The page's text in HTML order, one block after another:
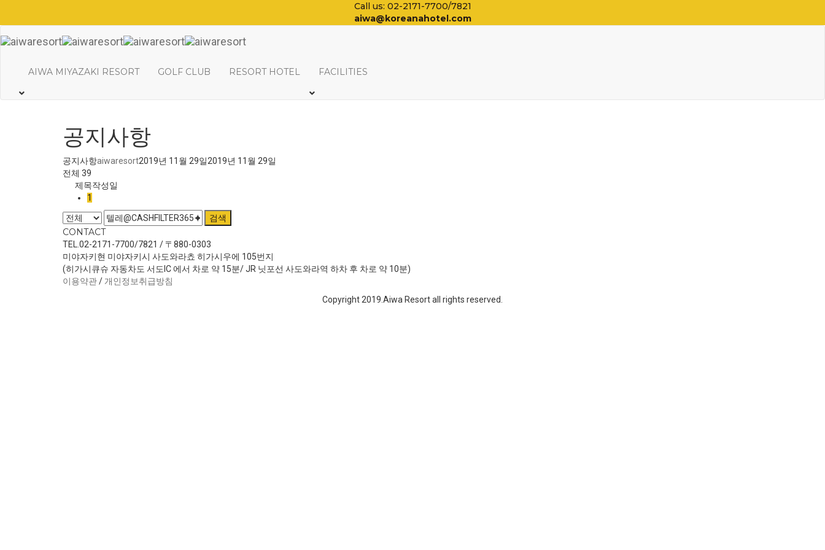
Call us: 02-2171-7700/7821
aiwa@koreanahotel.com
AIWA MIYAZAKI RESORT GOLF CLUB RESORT HOTEL FACILITIES
공지사항
공지사항aiwaresort2019년 11월 29일2019년 11월 29일
전체 39
제목작성일
1
검색
CONTACT
TEL.02-2171-7700/7821 / 〒880-0303
미야자키현 미야자키시 사도와라쵸 히가시우에 105번지
(히가시큐슈 자동차도 서도IC 에서 차로 약 15분/ JR 닛포선 사도와라역 하차 후 차로 약 10분)
이용약관/ 개인정보취급방침
Copyright 2019.Aiwa Resort all rights reserved.